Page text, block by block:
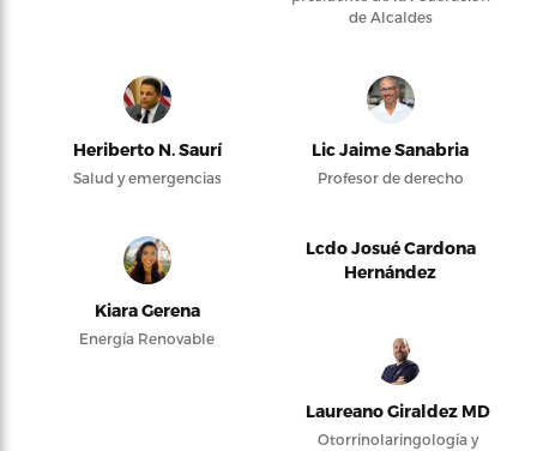
de Alcaldes
Heriberto N. Saurí
Salud y emergencias
Lic Jaime Sanabria
Profesor de derecho
Kiara Gerena
Energía Renovable
Lcdo Josué Cardona
Hernández
Laureano Giraldez MD
Otorrinolaringología y